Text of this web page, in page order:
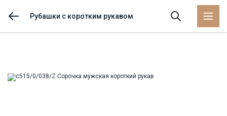
Рубашки с коротким рукавом